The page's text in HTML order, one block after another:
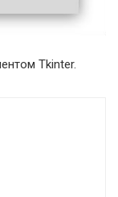
Tkinter.